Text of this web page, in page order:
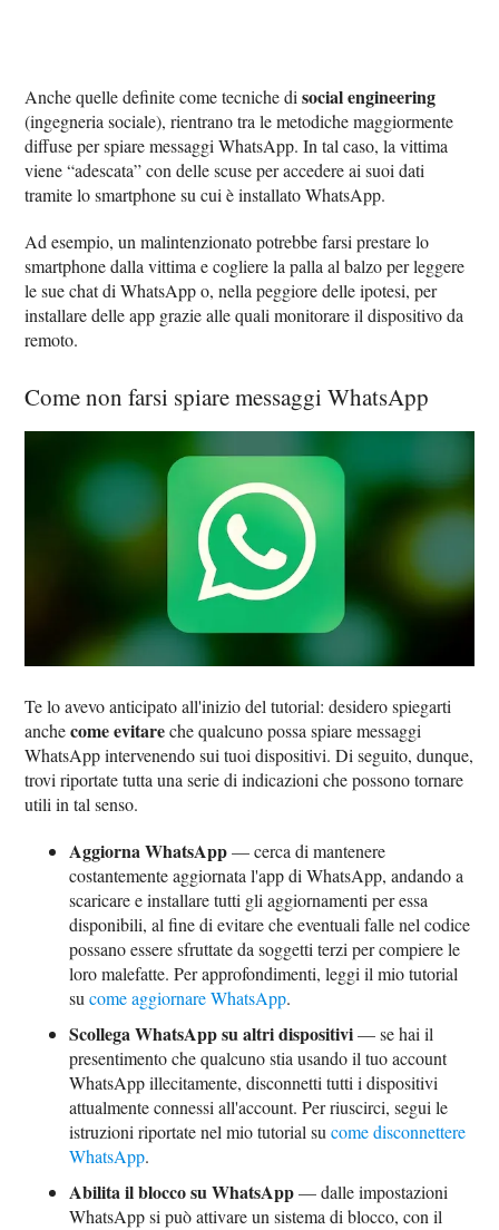
Anche quelle definite come tecniche disocial engineering
(ingegneria sociale), rientrano tra le metodiche maggiormente
diffuse per spiare messaggi WhatsApp. In tal caso, la vittima
viene “adescata” con delle scuse per accedere ai suoi dati
tramite lo smartphone su cui è installato WhatsApp.
Ad esempio, un malintenzionato potrebbe farsi prestare lo
smartphone dalla vittima e cogliere la palla al balzo per leggere
le sue chat di WhatsApp o, nella peggiore delle ipotesi, per
installare delle app grazie alle quali monitorare il dispositivo da
remoto.
Come non farsi spiare messaggi WhatsApp
Te lo avevo anticipato all'inizio del tutorial: desidero spiegarti
anchecome evitareche qualcuno possa spiare messaggi
WhatsApp intervenendo sui tuoi dispositivi. Di seguito, dunque,
trovi riportate tutta una serie di indicazioni che possono tornare
utili in tal senso.
Aggiorna WhatsApp— cerca di mantenere
costantemente aggiornata l'app di WhatsApp, andando a
scaricare e installare tutti gli aggiornamenti per essa
disponibili, al fine di evitare che eventuali falle nel codice
possano essere sfruttate da soggetti terzi per compiere le
loro malefatte. Per approfondimenti, leggi il mio tutorial
sucome aggiornare WhatsApp.
Scollega WhatsApp su altri dispositivi— se hai il
presentimento che qualcuno stia usando il tuo account
WhatsApp illecitamente, disconnetti tutti i dispositivi
attualmente connessi all'account. Per riuscirci, segui le
istruzioni riportate nel mio tutorial sucome disconnettere
WhatsApp.
Abilita il blocco su WhatsApp— dalle impostazioni
WhatsApp si può attivare un sistema di blocco, con il